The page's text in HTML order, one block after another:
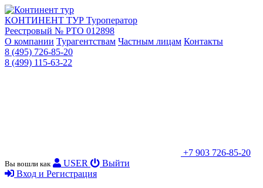
КОНТИНЕНТ ТУР Туроператор
Реестровый № РТО 012898
О компании Турагентствам Частным лицам Контакты
8 (495) 726-85-20
8 (499) 115-63-22
+7 903 726-85-20
Вы вошли как USER
Выйти
Вход и Регистрация